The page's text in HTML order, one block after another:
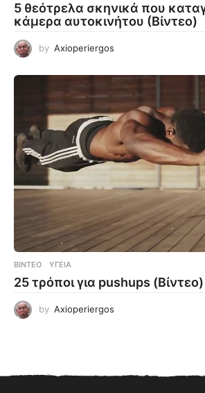
5 θεότρελα σκηνικά που
κάμερα αυτοκινήτου (Βίντεο)
by Axioperiergos
ΒΊΝΤΕΟ ΥΓΕΊΑ
25 τρόποι για pushups (Βίντεο)
by Axioperiergos